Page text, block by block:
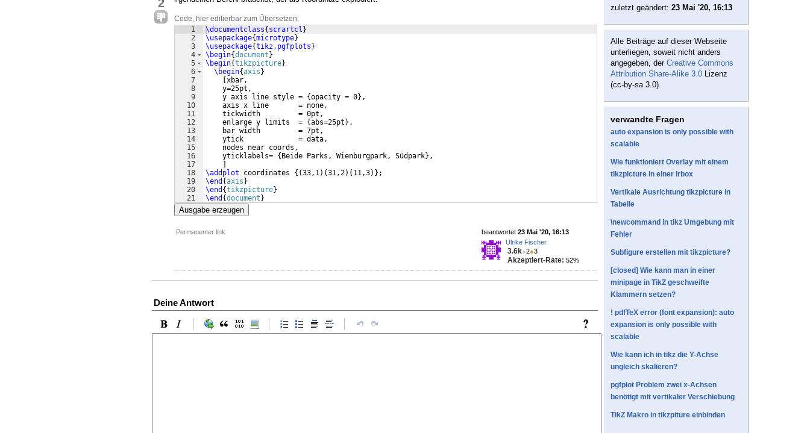
2
Code, hier editierbar zum Übersetzen:
1
2
3
4
5
6
7
8
9
10
11
12
13
14
15
16
17
18
19
20
21
\documentclass{ scrartcl }
\usepackage{microtype}
\usepackage{tikz,pgfplots }
\begin{document }
\begin{tikzpicture}
\begin{axis }
xbar,
    y=25pt,
    y axis line style =
{opacity = 0} ,
    axis x line       = none,
    tickwidth         = 0pt,
    enlarge y limits  =
{abs=25pt } ,
    bar width         = 7pt,
    ytick             = data,
    nodes near coords,
    yticklabels=
{ Beide Parks, Wienburgpark, Südpark} ,
\addplot coordinates {(33,1) (31,2) ( 11,3)} ;
\end {axis }
\end {tikzpicture}
\end {document }
Ausgabe erzeugen
Permanenter link beantwortet 23 Mai '20, 16:13
Ulrike Fischer
3.6k●2●3
Akzeptiert-Rate: 52%
Deine Antwort
zuletzt geändert: 23 Mai '20, 16:13
Alle Beiträge auf dieser Webseite
unterliegen, soweit nicht anders
angegeben, der Creative Commons
Attribution Share-Alike 3.0 Lizenz
(cc-by-sa 3.0).
verwandte Fragen
auto expansion is only possible with
scalable
Wie funktioniert Overlay mit einem
tikzpicture in einer lrbox
Vertikale Ausrichtung tikzpicture in
Tabelle
\newcommand in tikz Umgebung mit
Fehler
Subfigure erstellen mit tikzpicture?
[closed] Wie kann man in einer
minipage in TikZ geschweifte
Klammern setzen?
! pdfTeX error (font expansion): auto
expansion is only possible with
scalable
Wie kann ich in tikz die Y-Achse
ungleich skalieren?
pgfplot Problem zwei x-Achsen
benötigt mit vertikaler Verschiebung
TikZ Makro in tikzpiture einbinden